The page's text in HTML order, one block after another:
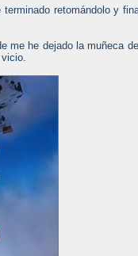
retomándolo y
me he dejado la muñeca